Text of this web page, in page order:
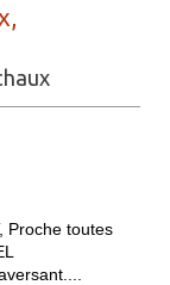
Proche toutes